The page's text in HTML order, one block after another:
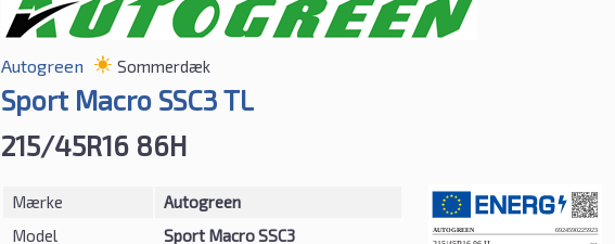
Autogreen Sommerdæk
Sport Macro SSC3 TL
215/45R16 86H
Mærke
Autogreen
Model
Sport Macro SSC3